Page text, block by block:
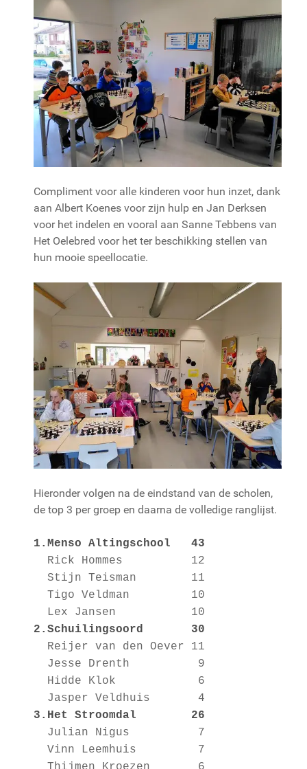
Compliment voor alle kinderen voor hun inzet, dank
aan Albert Koenes voor zijn hulp en Jan Derksen
voor het indelen en vooral aan Sanne Tebbens van
Het Oelebred voor het ter beschikking stellen van
hun mooie speellocatie.
Hieronder volgen na de eindstand van de scholen,
de top 3 per groep en daarna de volledige ranglijst.
1.Menso Altingschool 43
Rick Hommes 12
Stijn Teisman 11
Tigo Veldman 10
Lex Jansen 10
2.Schuilingsoord 30
Reijer van den Oever 11
Jesse Drenth 9
Hidde Klok 6
Jasper Veldhuis 4
3.Het Stroomdal 26
Julian Nigus 7
Vinn Leemhuis 7